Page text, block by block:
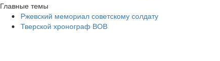
Главные темы
Ржевский мемориал советскому солдату
Тверской хронограф ВОВ